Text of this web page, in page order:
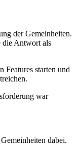
der Gemeinheiten.
die Antwort als
Features starten und
war
dabei.